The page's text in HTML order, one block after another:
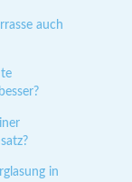
auch
in